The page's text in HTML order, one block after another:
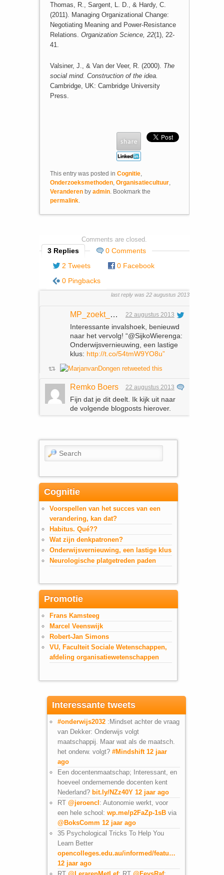
Thomas, R., Sargent, L. D., & Hardy, C.
(2011). Managing Organizational Change:
Negotiating Meaning and Power-Resistance
Relations. Organization Science, 22(1), 22-
41.
Valsiner, J., & Van der Veer, R. (2000). The
social mind. Construction of the idea.
Cambridge, UK: Cambridge University
Press.
This entry was posted in Cognitie,
Onderzoeksmethoden, Organisatiecultuur,
Veranderenby admin. Bookmark the
permalink.
Comments are closed.
3 Replies
0 Comments
2 Tweets
0 Facebook
0 Pingbacks
last reply was 22 augustus 2013
MP_zoekt_baan 22 augustus 2013
Interessante invalshoek, benieuwd
naar het vervolg! “@SijkoWierenga:
Onderwijsvernieuwing, een lastige
klus: http://t.co/54tmW9YO8u”
Remko Boers 22 augustus 2013
Fijn dat je dit deelt. Ik kijk uit naar
de volgende blogposts hierover.
Search
Cognitie
Voorspellen van het succes van een
verandering, kan dat?
Habitus. Qué??
Wat zijn denkpatronen?
Onderwijsvernieuwing, een lastige klus
Neurologische platgetreden paden
Promotie
Frans Kamsteeg
Marcel Veenswijk
Robert-Jan Simons
VU, Faculteit Sociale Wetenschappen,
afdeling organisatiewetenschappen
Interessante tweets
#onderwijs2032 :Mindset achter de vraag
van Dekker: Onderwijs volgt
maatschappij. Maar wat als de maatsch.
het onderw. volgt? #Mindshift 12 jaar
ago
Een docentenmaatschap; Interessant, en
hoeveel ondernemende docenten kent
Nederland? bit.ly/NZz40Y 12 jaar ago
RT @jeroencl: Autonomie werkt, voor
een hele school: wp.me/p2FaZp-1sB via
@BoksComm 12 jaar ago
35 Psychological Tricks To Help You
Learn Better
opencolleges.edu.au/informed/featu…
12 jaar ago